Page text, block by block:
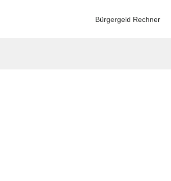
Bürgergeld Rechner